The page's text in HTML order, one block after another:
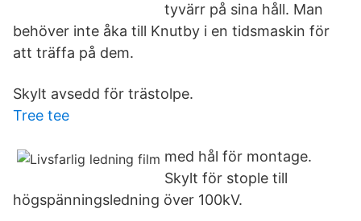
tyvärr på sina håll. Man
behöver inte åka till Knutby i en tidsmaskin för
att träffa på dem.
Skylt avsedd för trästolpe.
Tree tee
med hål för montage.
Skylt för stople till
högspänningsledning över 100kV.